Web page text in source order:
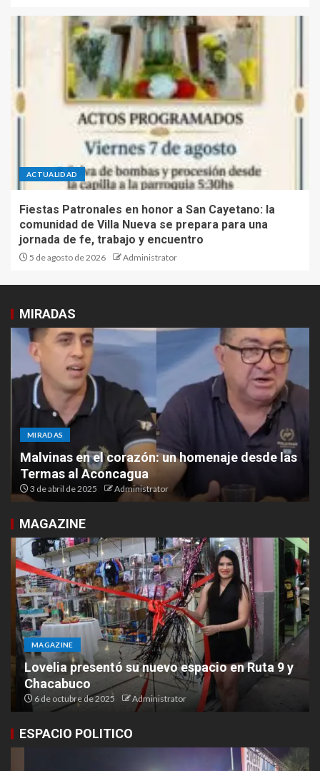
ACTUALIDAD
Fiestas Patronales en honor a San Cayetano: la
comunidad de Villa Nueva se prepara para una
jornada de fe, trabajo y encuentro
5 de agosto de 2026 Administrator
MIRADAS
MIRADAS
Malvinas en el corazón: un homenaje desde las
Termas al Aconcagua
3 de abril de 2025 Administrator
MAGAZINE
MAGAZINE
Lovelia presentó su nuevo espacio en Ruta 9 y
Chacabuco
6 de octubre de 2025 Administrator
ESPACIO POLITICO